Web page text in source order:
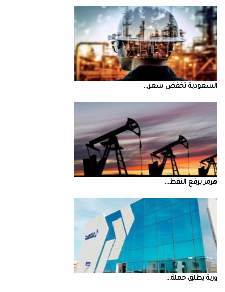
السعودية‭ ‬تخفض‭ ‬سعر‭ ...
‮‬هرمز‮‬‭ ‬يرفع‭ ‬النفط‭ ...
‮‬وربة‮‬‭ ‬يطلق‭ ‬حملة‭ ...